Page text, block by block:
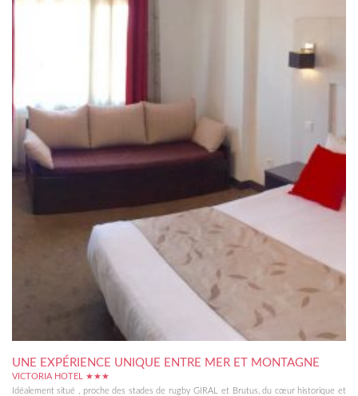
UNE EXPÉRIENCE UNIQUE ENTRE MER ET MONTAGNE
VICTORIA HOTEL ★★★
Idéalement situé , proche des stades de rugby GIRAL et Brutus, du cœur historique et